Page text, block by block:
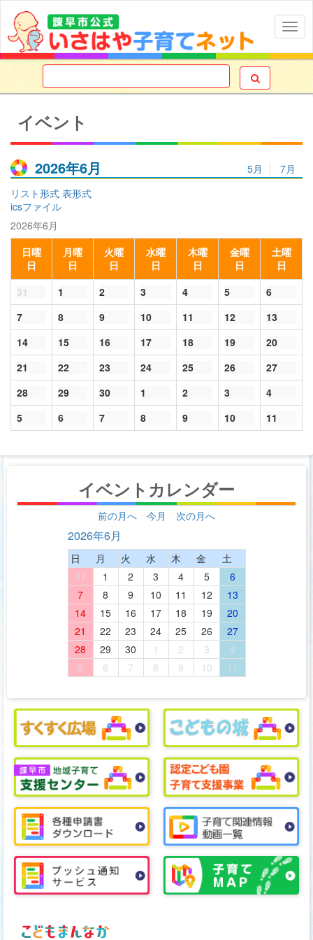

イベント
2026年6月
リスト形式 表形式
icsファイル
5月 7月
2026年6月
日曜
日
月曜
日
火曜
日
水曜
日
木曜
日
金曜
日
土曜
日
31
1 2 3 4 5
6
7
8 9 10 11 12
13
14
15 16 17 18 19
20
21
22 23 24 25 26
27
28
29 30 1 2 3
4
5
6 7 8 9 10 11
イベントカレンダー
前の月へ 今月 次の月へ
2026年6月
日 月 火 水 木 金
土
31
1 2 3 4 5
6
7
8 9 10 11 12
13
14
15 16 17 18 19
20
21
22 23 24 25 26
27
28
29 30 1 2 3
4
5
6 7 8 9 10 11